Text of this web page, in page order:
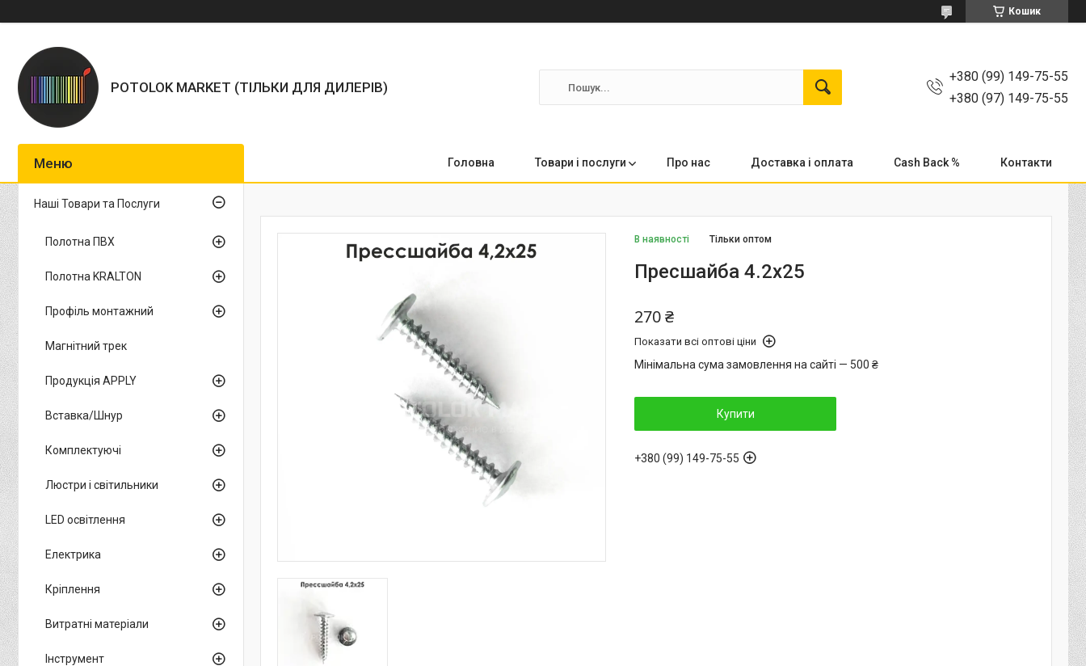
Кошик
POTOLOK MARKET (ТІЛЬКИ ДЛЯ ДИЛЕРІВ)
+380 (99) 149-75-55
+380 (97) 149-75-55
Головна Товари і послуги Про нас Доставка і оплата Cash Back % Контакти
В наявності Тільки оптом
Пресшайба 4.2х25
270 ₴
Показати всі оптові ціни
Мінімальна сума замовлення на сайті — 500 ₴
Купити
+380 (99) 149-75-55
Наші Товари та Послуги
Полотна ПВХ
Полотна KRALTON
Профіль монтажний
Магнітний трек
Продукція APPLY
Вставка/Шнур
Комплектуючі
Люстри і світильники
LED освітлення
Електрика
Кріплення
Витратні матеріали
Інструмент